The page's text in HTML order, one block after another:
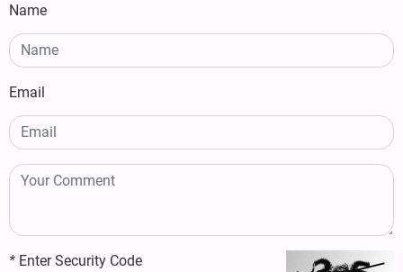
Name
Email
* Enter Security Code